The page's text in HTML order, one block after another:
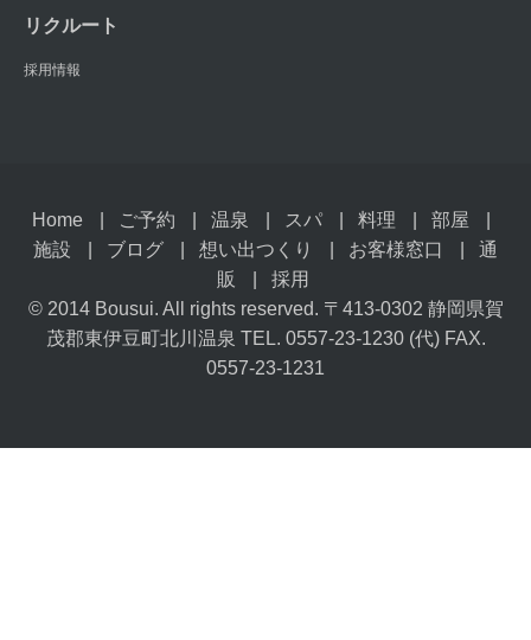
リクルート
採用情報
Home ご予約 温泉 スパ 料理
部屋
施設
ブログ 想い出つくり お客様窓口
通
販
採用
© 2014 Bousui. All rights reserved. 〒413-0302 静岡県賀
茂郡東伊豆町北川温泉 TEL. 0557-23-1230 (代) FAX.
0557-23-1231